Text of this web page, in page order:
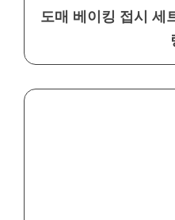
도매 베이킹 접시 세